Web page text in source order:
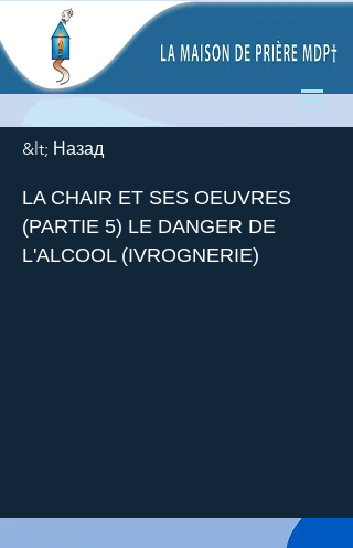
&lt; Назад
LA CHAIR ET SES OEUVRES
(PARTIE 5) LE DANGER DE
L'ALCOOL (IVROGNERIE)